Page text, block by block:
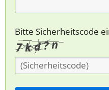
Bitte Sicherheitscode